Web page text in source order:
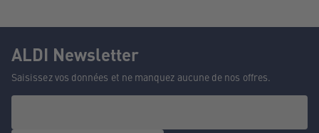
ALDI Newsletter
Saisissez vos données et ne manquez aucune de nos offres.